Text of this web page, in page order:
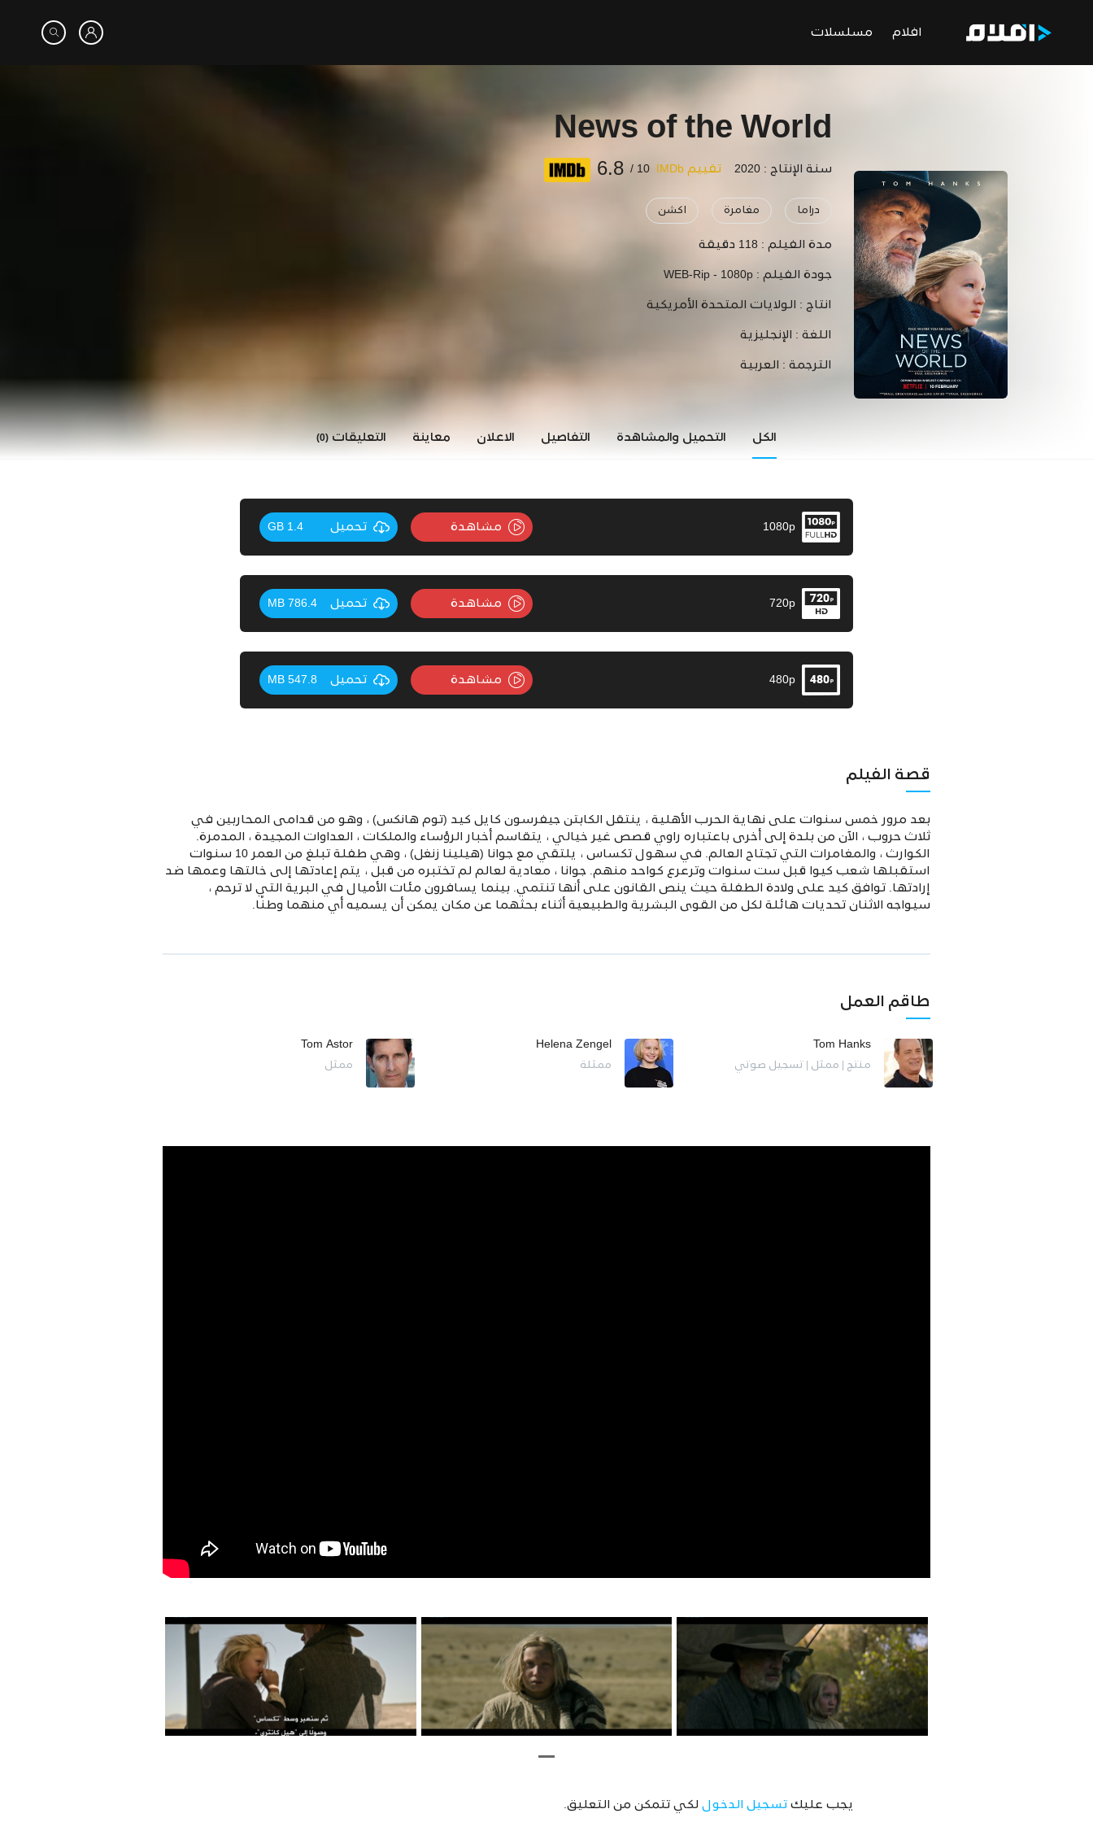
افلام مسلسلات
News of the World
سنة الإنتاج : 2020 تقييم IMDb 10 /
6.8
دراما مغامرة اكشن
مدة الفيلم : 118 دقيقة
جودة الفيلم :WEB-Rip - 1080p
انتاج : الولايات المتحدة الأمريكية
اللغة : الإنجليزية
الترجمة : العربية
الكل التحميل والمشاهدة التفاصيل الاعلان معاينة التعليقات (0)
1080p مشاهدة تحميل 1.4 GB
720p مشاهدة تحميل 786.4 MB
480p مشاهدة تحميل 547.8 MB
قصة الفيلم
بعد مرور خمس سنوات على نهاية الحرب الأهلية ، ينتقل الكابتن جيفرسون كايل كيد (توم هانكس) ، وهو من قدامى المحاربين في
ثلاث حروب ، الآن من بلدة إلى أخرى باعتباره راوي قصص غير خيالي ، يتقاسم أخبار الرؤساء والملكات ، العداوات المجيدة ، المدمرة.
الكوارث ، والمغامرات التي تجتاح العالم. في سهول تكساس ، يلتقي مع جوانا (هيلينا زنغل) ، وهي طفلة تبلغ من العمر 10 سنوات
استقبلها شعب كيوا قبل ست سنوات وترعرع كواحد منهم. جوانا ، معادية لعالم لم تختبره من قبل ، يتم إعادتها إلى خالتها وعمها ضد
إرادتها. توافق كيد على ولادة الطفلة حيث ينص القانون على أنها تنتمي. بينما يسافرون مئات الأميال في البرية التي لا ترحم ،
سيواجه الاثنان تحديات هائلة لكل من القوى البشرية والطبيعية أثناء بحثهما عن مكان يمكن أن يسميه أي منهما وطنًا.
طاقم العمل
Tom Hanks
منتج | ممثل | تسجيل صوتي
Helena Zengel
ممثلة
Tom Astor
ممثل
يجب عليك تسجيل الدخول لكي تتمكن من التعليق.